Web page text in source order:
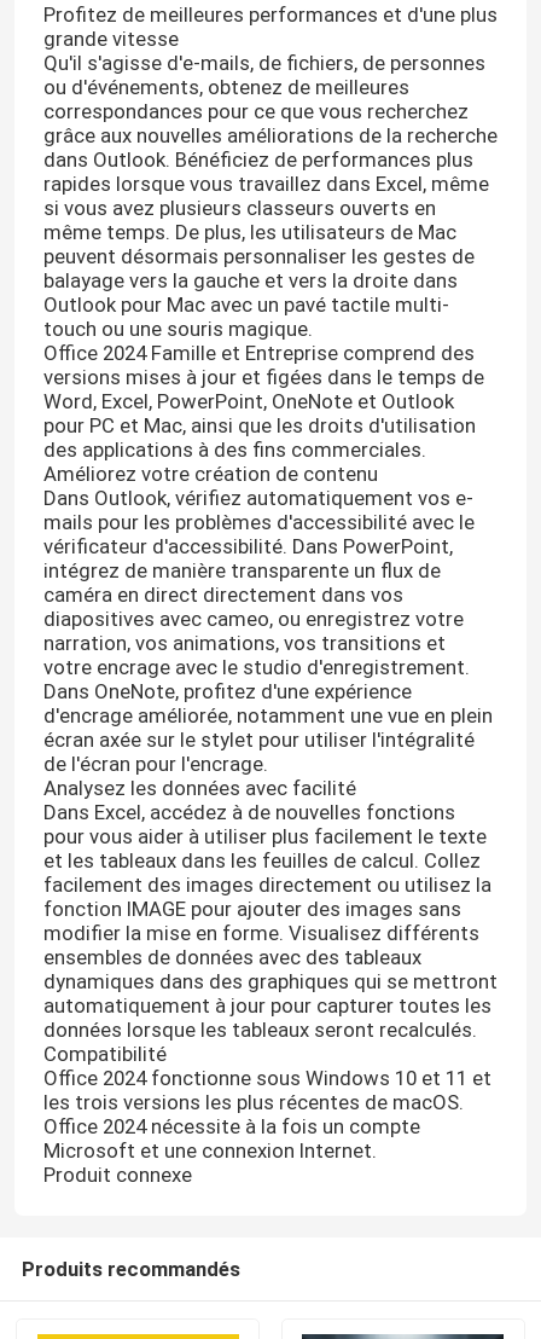
À la maison
Vidéos
Profitez de meilleures performances et d'une plus
grande vitesse
Qu'il s'agisse d'e-mails, de fichiers, de personnes
ou d'événements, obtenez de meilleures
correspondances pour ce que vous recherchez
grâce aux nouvelles améliorations de la recherche
dans Outlook. Bénéficiez de performances plus
rapides lorsque vous travaillez dans Excel, même
si vous avez plusieurs classeurs ouverts en
même temps. De plus, les utilisateurs de Mac
peuvent désormais personnaliser les gestes de
balayage vers la gauche et vers la droite dans
Outlook pour Mac avec un pavé tactile multi-
touch ou une souris magique.
Office 2024 Famille et Entreprise comprend des
versions mises à jour et figées dans le temps de
Word, Excel, PowerPoint, OneNote et Outlook
pour PC et Mac, ainsi que les droits d'utilisation
des applications à des fins commerciales.
Améliorez votre création de contenu
Dans Outlook, vérifiez automatiquement vos e-
mails pour les problèmes d'accessibilité avec le
vérificateur d'accessibilité. Dans PowerPoint,
intégrez de manière transparente un flux de
caméra en direct directement dans vos
diapositives avec cameo, ou enregistrez votre
narration, vos animations, vos transitions et
votre encrage avec le studio d'enregistrement.
Dans OneNote, profitez d'une expérience
d'encrage améliorée, notamment une vue en plein
écran axée sur le stylet pour utiliser l'intégralité
de l'écran pour l'encrage.
Analysez les données avec facilité
Dans Excel, accédez à de nouvelles fonctions
pour vous aider à utiliser plus facilement le texte
et les tableaux dans les feuilles de calcul. Collez
facilement des images directement ou utilisez la
fonction IMAGE pour ajouter des images sans
modifier la mise en forme. Visualisez différents
ensembles de données avec des tableaux
dynamiques dans des graphiques qui se mettront
automatiquement à jour pour capturer toutes les
données lorsque les tableaux seront recalculés.
Compatibilité
Office 2024 fonctionne sous Windows 10 et 11 et
les trois versions les plus récentes de macOS.
Office 2024 nécessite à la fois un compte
Microsoft et une connexion Internet.
Produit connexe
Produits recommandés